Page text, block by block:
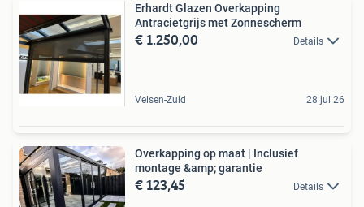
Erhardt Glazen Overkapping
Antracietgrijs met Zonnescherm
€ 1.250,00 Details
Velsen-Zuid 28 jul 26
Overkapping op maat | Inclusief
montage &amp; garantie
€ 123,45 Details